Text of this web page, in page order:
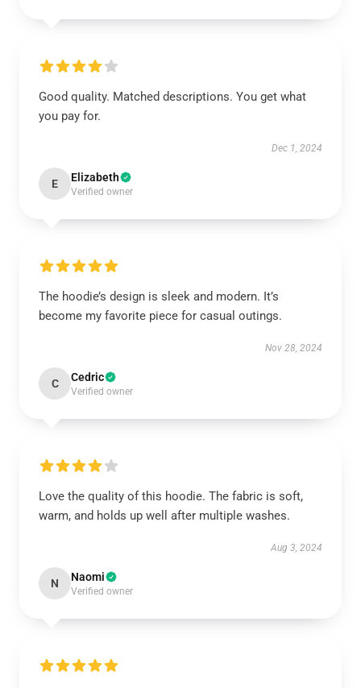
Good quality. Matched descriptions. You get what
you pay for.
Dec 1, 2024
E Elizabeth
Verified owner
The hoodie’s design is sleek and modern. It’s
become my favorite piece for casual outings.
Nov 28, 2024
C Cedric
Verified owner
Love the quality of this hoodie. The fabric is soft,
warm, and holds up well after multiple washes.
Aug 3, 2024
N Naomi
Verified owner